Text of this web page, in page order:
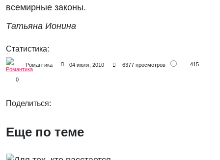
всемирные законы.
Татьяна Ионина
Статистика:
Романтика 04 июля, 2010 6377 просмотров 415
0
Поделиться:
Еще по теме